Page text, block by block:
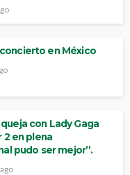
en México
con Lady Gaga
2 en plena
pudo ser mejor”.